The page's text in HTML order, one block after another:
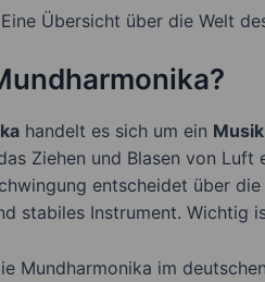
Übersicht über die Welt
handelt es sich um ein
Ziehen und Blasen von
entscheidet über
stabiles Instrument. Wichtig
Mundharmonika im